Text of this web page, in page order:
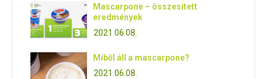
Mascarpone – összesített
eredmények
2021.06.08.
Miből áll a mascarpone?
2021.06.08.